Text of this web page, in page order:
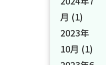
月 (1)
2023年
10月 (1)